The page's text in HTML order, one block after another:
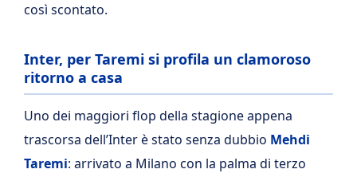
così scontato.
Inter, per Taremi si profila un clamoroso
ritorno a casa
Uno dei maggiori flop della stagione appena
trascorsa dell’Inter è stato senza dubbio Mehdi
Taremi: arrivato a Milano con la palma di terzo